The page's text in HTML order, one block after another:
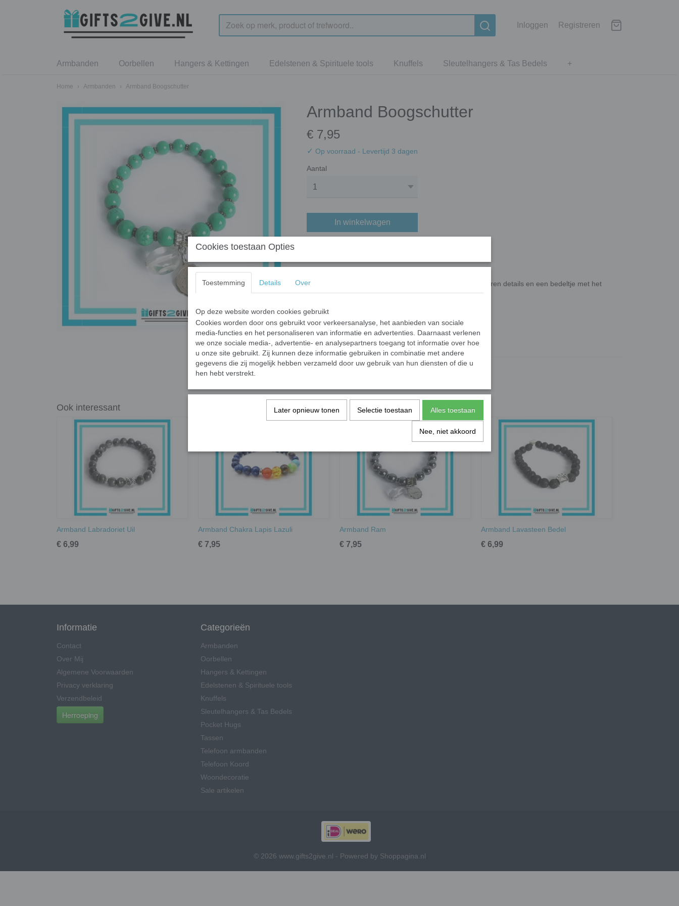
Inloggen Registreren
Armbanden Oorbellen Hangers & Kettingen Edelstenen & Spirituele tools Knuffels Sleutelhangers & Tas Bedels +
Home › Armbanden › Armband Boogschutter
Armband Boogschutter
€ 7,95
✓ Op voorraad - Levertijd 3 dagen
Aantal
In winkelwagen
Modieuze armband met ronde kralen van edelsteen, zilveren details en een bedeltje met het
bijpassende sterrenbeeld.
Lengte: 18 cm
Specificaties
Bruto gewicht
Ook interessant
Armband Labradoriet Uil
€ 6,99
Armband Chakra Lapis Lazuli
€ 7,95
Armband Ram
€ 7,95
Armband Lavasteen Bedel
€ 6,99
Informatie
Contact
Over Mij
Algemene Voorwaarden
Privacy verklaring
Verzendbeleid
Herroeping
Categorieën
Armbanden
Oorbellen
Hangers & Kettingen
Edelstenen & Spirituele tools
Knuffels
Sleutelhangers & Tas Bedels
Pocket Hugs
Tassen
Telefoon armbanden
Telefoon Koord
Woondecoratie
Sale artikelen
© 2026 www.gifts2give.nl - Powered by Shoppagina.nl
Cookies toestaan Opties
Toestemming Details Over
Op deze website worden cookies gebruikt
Cookies worden door ons gebruikt voor verkeersanalyse, het aanbieden van sociale
media-functies en het personaliseren van informatie en advertenties. Daarnaast verlenen
we onze sociale media-, advertentie- en analysepartners toegang tot informatie over hoe
u onze site gebruikt. Zij kunnen deze informatie gebruiken in combinatie met andere
gegevens die zij mogelijk hebben verzameld door uw gebruik van hun diensten of die u
hen hebt verstrekt.
Later opnieuw tonen Selectie toestaan Alles toestaan
Nee, niet akkoord